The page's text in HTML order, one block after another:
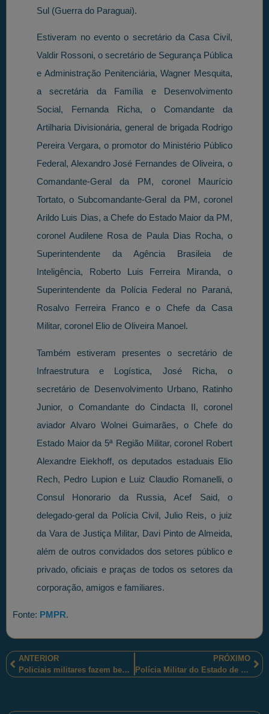
Sul (Guerra do Paraguai).
Estiveram no evento o secretário da Casa Civil,
Valdir Rossoni, o secretário de Segurança Pública
e Administração Penitenciária, Wagner Mesquita,
a secretária da Família e Desenvolvimento
Social, Fernanda Richa, o Comandante da
Artilharia Divisionária, general de brigada Rodrigo
Pereira Vergara, o promotor do Ministério Público
Federal, Alexandro José Fernandes de Oliveira, o
Comandante-Geral da PM, coronel Maurício
Tortato, o Subcomandante-Geral da PM, coronel
Arildo Luis Dias, a Chefe do Estado Maior da PM,
coronel Audilene Rosa de Paula Dias Rocha, o
Superintendente da Agência Brasileia de
Inteligência, Roberto Luis Ferreira Miranda, o
Superintendente da Polícia Federal no Paraná,
Rosalvo Ferreira Franco e o Chefe da Casa
Militar, coronel Elio de Oliveira Manoel.
Também estiveram presentes o secretário de
Infraestrutura e Logística, José Richa, o
secretário de Desenvolvimento Urbano, Ratinho
Junior, o Comandante do Cindacta II, coronel
aviador Alvaro Wolnei Guimarães, o Chefe do
Estado Maior da 5ª Região Militar, coronel Robert
Alexandre Eiekhoff, os deputados estaduais Elio
Rech, Pedro Lupion e Luiz Claudio Romanelli, o
Consul Honorario da Russia, Acef Said, o
delegado-geral da Polícia Civil, Julio Reis, o juiz
da Vara de Justiça Militar, Davi Pinto de Almeida,
além de outros convidados dos setores público e
privado, oficiais e praças de todos os setores da
corporação, amigos e familiares.
Fonte: PMPR.
ANTERIOR
Policiais militares fazem bem feito para as comunidades do Rio de Janeiro e mostram resultados
PRÓXIMO
Polícia Militar do Estado de São Paulo homenageia advogado(a)s neste 11 de Agosto de 2017